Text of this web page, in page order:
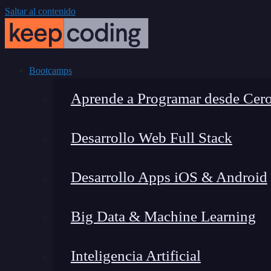
Saltar al contenido
Bootcamps
Aprende a Programar desde
Desarrollo Web Full Stack
Desarrollo Apps iOS & Android
Big Data & Machine Learning
Inteligencia Artificial